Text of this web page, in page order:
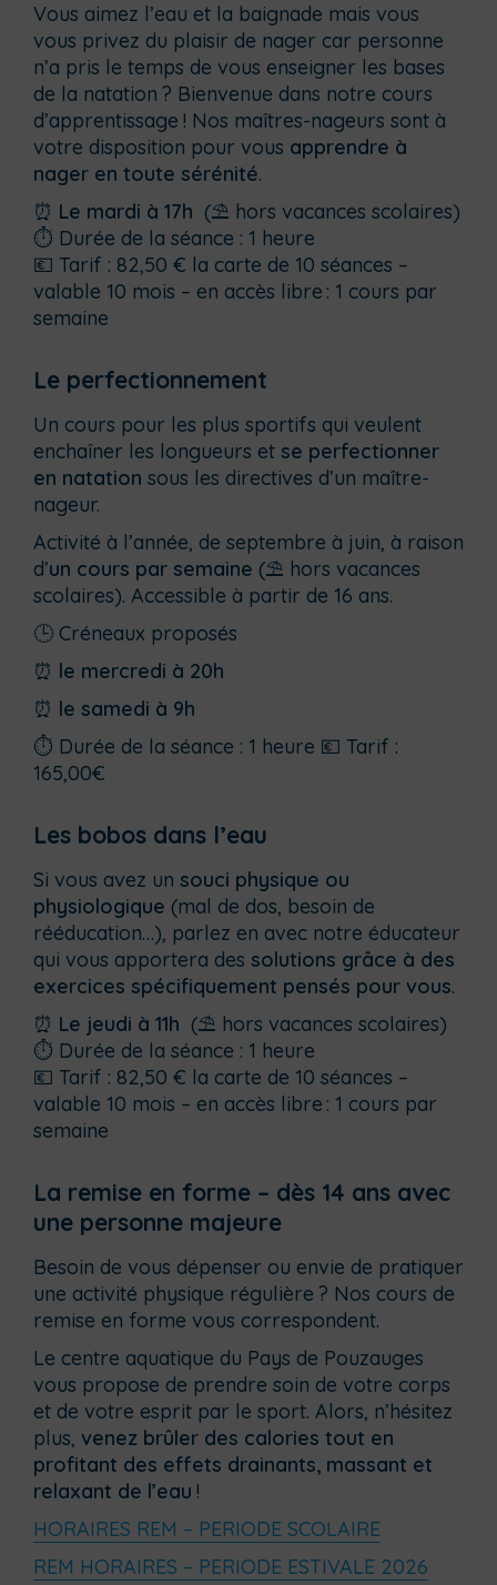
Vous aimez l’eau et la baignade mais vous
vous privez du plaisir de nager car personne
n’a pris le temps de vous enseigner les bases
de la natation ? Bienvenue dans notre cours
d’apprentissage ! Nos maîtres-nageurs sont à
votre disposition pour vous apprendre à
nager en toute sérénité.
⏰ Le mardi à 17h (⛱️ hors vacances scolaires)
⏱ Durée de la séance : 1 heure
💶 Tarif : 82,50 € la carte de 10 séances –
valable 10 mois – en accès libre : 1 cours par
semaine
Le perfectionnement
Un cours pour les plus sportifs qui veulent
enchaîner les longueurs et se perfectionner
en natation sous les directives d’un maître-
nageur.
Activité à l’année, de septembre à juin, à raison
d’un cours par semaine (⛱️ hors vacances
scolaires). Accessible à partir de 16 ans.
🕒 Créneaux proposés
⏰ le mercredi à 20h
⏰ le samedi à 9h
⏱ Durée de la séance : 1 heure 💶 Tarif :
165,00€
Les bobos dans l’eau
Si vous avez un souci physique ou
physiologique (mal de dos, besoin de
rééducation…), parlez en avec notre éducateur
qui vous apportera des solutions grâce à des
exercices spécifiquement pensés pour vous.
⏰ Le jeudi à 11h (⛱️ hors vacances scolaires)
⏱ Durée de la séance : 1 heure
💶 Tarif : 82,50 € la carte de 10 séances –
valable 10 mois – en accès libre : 1 cours par
semaine
La remise en forme – dès 14 ans avec
une personne majeure
Besoin de vous dépenser ou envie de pratiquer
une activité physique régulière ? Nos cours de
remise en forme vous correspondent.
Le centre aquatique du Pays de Pouzauges
vous propose de prendre soin de votre corps
et de votre esprit par le sport. Alors, n’hésitez
plus, venez brûler des calories tout en
profitant des effets drainants, massant et
relaxant de l’eau !
HORAIRES REM – PERIODE SCOLAIRE
REM HORAIRES – PERIODE ESTIVALE 2026